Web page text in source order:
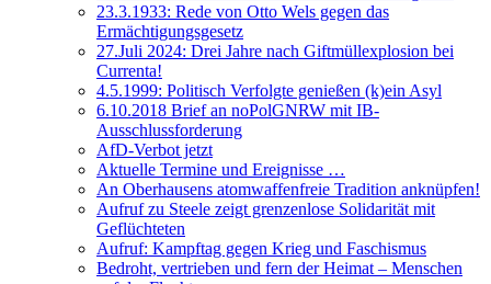
23.3.1933: Rede von Otto Wels gegen das
Ermächtigungsgesetz
27.Juli 2024: Drei Jahre nach Giftmüllexplosion bei
Currenta!
4.5.1999: Politisch Verfolgte genießen (k)ein Asyl
6.10.2018 Brief an noPolGNRW mit IB-
Ausschlussforderung
AfD-Verbot jetzt
Aktuelle Termine und Ereignisse …
An Oberhausens atomwaffenfreie Tradition anknüpfen!
Aufruf zu Steele zeigt grenzenlose Solidarität mit
Geflüchteten
Aufruf: Kampftag gegen Krieg und Faschismus
Bedroht, vertrieben und fern der Heimat – Menschen